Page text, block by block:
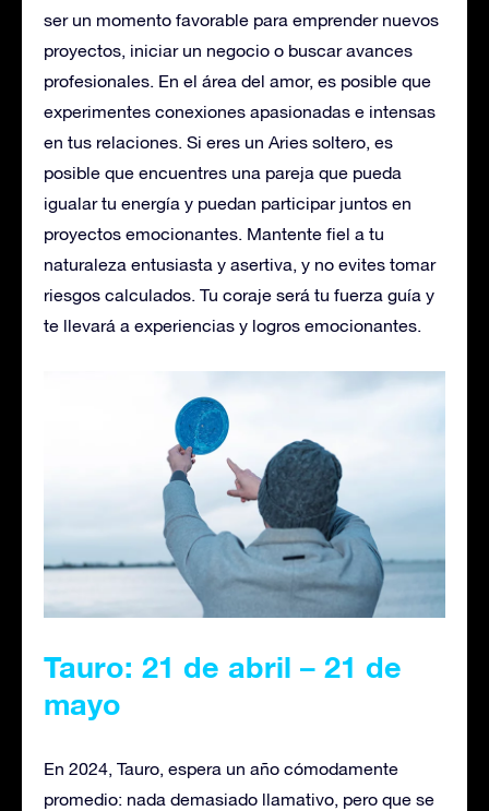
ser un momento favorable para emprender nuevos
proyectos, iniciar un negocio o buscar avances
profesionales. En el área del amor, es posible que
experimentes conexiones apasionadas e intensas
en tus relaciones. Si eres un Aries soltero, es
posible que encuentres una pareja que pueda
igualar tu energía y puedan participar juntos en
proyectos emocionantes. Mantente fiel a tu
naturaleza entusiasta y asertiva, y no evites tomar
riesgos calculados. Tu coraje será tu fuerza guía y
te llevará a experiencias y logros emocionantes.
Tauro: 21 de abril – 21 de
mayo
En 2024, Tauro, espera un año cómodamente
promedio: nada demasiado llamativo, pero que se